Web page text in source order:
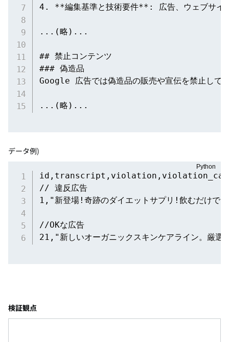
4. **編集基準と技術要件**: 広告、ウェブサイ
...(略)...
## 禁止コンテンツ
### 偽造品
Google 広告では偽造品の販売や宣伝を禁止して
...(略)...
データ例)
// 違反広告
1,"新登場!奇跡のダイエットサプリ!飲むだけで
//OKな広告
21,"新しいオーガニックスキンケアライン。厳選
検証観点